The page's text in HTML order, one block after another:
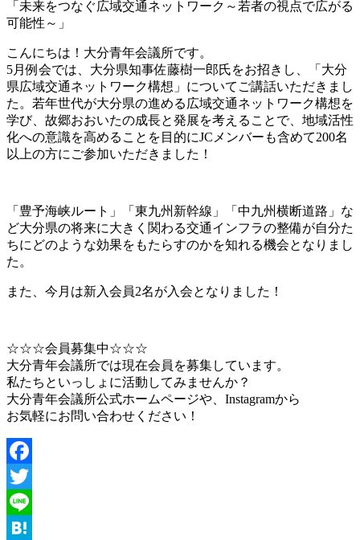
有
「未来をつなぐ広域交通ネットワーク～若者の視点で広がる
可能性～」
こんにちは！大分青年会議所です。
5月例会では、大分県知事佐藤樹一郎氏をお招きし、「大分
県広域交通ネットワーク構想」についてご講話いただきまし
た。若年世代が大分県の進める広域交通ネットワーク構想を
学び、故郷おおいたの成長と発展を考えることで、地域活性
化への意識を高めることを目的にJCメンバーも含めて200名
以上の方にご参加いただきました！
「豊予海峡ルート」「東九州新幹線」「中九州横断道路」な
ど大分県の将来に大きく関わる交通インフラの整備が自分た
ちにどのような効果をもたらすのかを知れる機会となりまし
た。
また、今月は新入会員2名が入会となりました！
☆☆☆会員募集中☆☆☆
大分青年会議所では現在会員を募集しています。
私たちといっしょに活動してみませんか？
大分青年会議所公式ホームページや、Instagramから
お気軽にお問い合わせください！
Facebook
Twitter
Line